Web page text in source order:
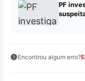
PF
Encontrou algum erro?